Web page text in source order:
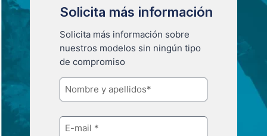
Solicita más información
Solicita más información sobre
nuestros modelos sin ningún tipo
de compromiso